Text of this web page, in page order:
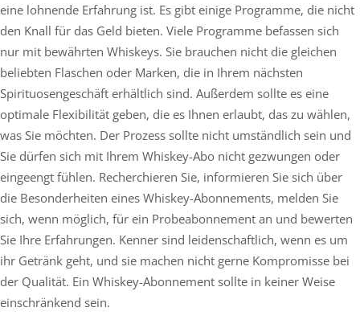
eine lohnende Erfahrung ist. Es gibt einige Programme, die nicht
den Knall für das Geld bieten. Viele Programme befassen sich
nur mit bewährten Whiskeys. Sie brauchen nicht die gleichen
beliebten Flaschen oder Marken, die in Ihrem nächsten
Spirituosengeschäft erhältlich sind. Außerdem sollte es eine
optimale Flexibilität geben, die es Ihnen erlaubt, das zu wählen,
was Sie möchten. Der Prozess sollte nicht umständlich sein und
Sie dürfen sich mit Ihrem Whiskey-Abo nicht gezwungen oder
eingeengt fühlen. Recherchieren Sie, informieren Sie sich über
die Besonderheiten eines Whiskey-Abonnements, melden Sie
sich, wenn möglich, für ein Probeabonnement an und bewerten
Sie Ihre Erfahrungen. Kenner sind leidenschaftlich, wenn es um
ihr Getränk geht, und sie machen nicht gerne Kompromisse bei
der Qualität. Ein Whiskey-Abonnement sollte in keiner Weise
einschränkend sein.